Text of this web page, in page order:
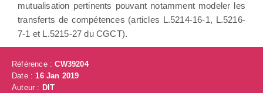
mutualisation pertinents pouvant notamment modeler les
transferts de compétences (articles L.5214-16-1, L.5216-
7-1 et L.5215-27 du CGCT).
Référence :CW39204
Date :16 Jan 2019
Auteur : DIT